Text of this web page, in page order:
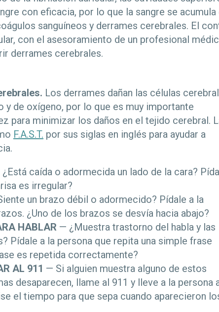
con eficacia, por lo que la sangre se acumula
sanguíneos y derrames cerebrales. El
con el asesoramiento de un profesional
derrames cerebrales.
Los derrames dañan las células
y de oxígeno, por lo que es muy importante
para minimizar los daños en el tejido cerebral.
F.A.S.T. por sus siglas en inglés para ayudar a
caída o adormecida un lado de la cara?
es irregular?
un brazo débil o adormecido? Pídale a la
¿Uno de los brazos se desvía hacia abajo?
HABLAR — ¿Muestra trastorno del habla y las
Pídale a la persona que repita una simple frase
es repetida correctamente?
AL 911 — Si alguien muestra alguno de estos
desaparecen, llame al 911 y lleve a la persona
el tiempo para que sepa cuando aparecieron